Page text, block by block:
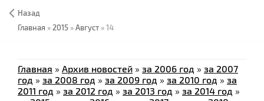
Назад
Главная » 2015 »Август »14
Главная » Архив новостей » за 2006 год » за 2007
год » за 2008 год » за 2009 год » за 2010 год » за
2011 год » за 2012 год » за 2013 год » за 2014 год »